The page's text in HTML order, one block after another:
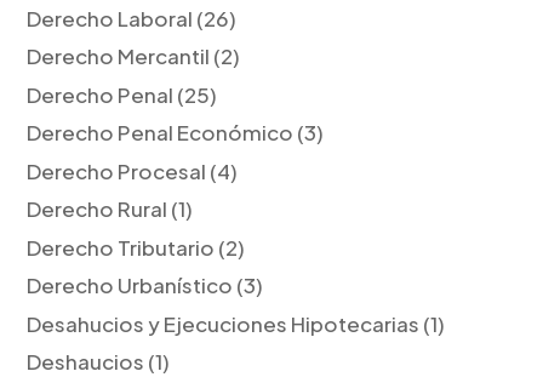
Derecho Laboral (26)
Derecho Mercantil (2)
Derecho Penal (25)
Derecho Penal Económico (3)
Derecho Procesal (4)
Derecho Rural (1)
Derecho Tributario (2)
Derecho Urbanístico (3)
Desahucios y Ejecuciones Hipotecarias (1)
Deshaucios (1)